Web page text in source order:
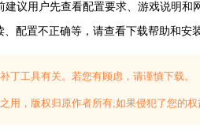
建议用户先查看配置要求、游戏说明和
配置不正确等，请查看下载帮助和安
丁工具有关。若您有顾虑，请谨慎下载。
用，版权归原作者所有;如果侵犯了您的权